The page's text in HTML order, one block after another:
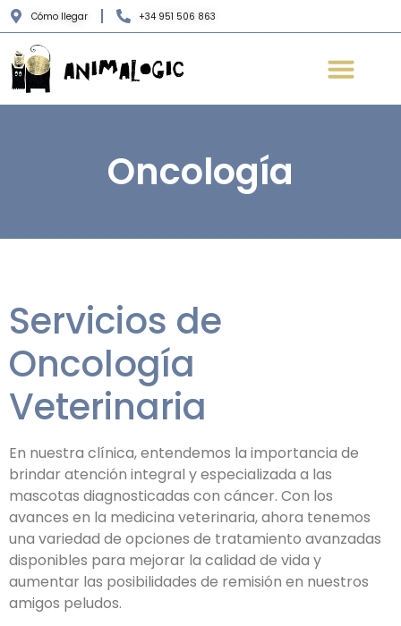
Cómo llegar +34 951 506 863
Oncología
Servicios de
Oncología
Veterinaria
En nuestra clínica, entendemos la importancia de
brindar atención integral y especializada a las
mascotas diagnosticadas con cáncer. Con los
avances en la medicina veterinaria, ahora tenemos
una variedad de opciones de tratamiento avanzadas
disponibles para mejorar la calidad de vida y
aumentar las posibilidades de remisión en nuestros
amigos peludos.